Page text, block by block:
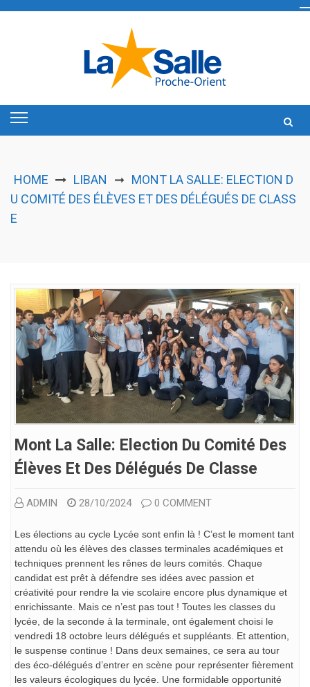
HOME LIBAN ➞ MONT LA SALLE: ELECTION D
U COMITÉ DES ÉLÈVES ET DES DÉLÉGUÉS DE CLASS
E
Mont La Salle: Election Du Comité Des
Élèves Et Des Délégués De Classe
ADMIN 28/10/2024 0 COMMENT
Les élections au cycle Lycée sont enfin là ! C’est le moment tant
attendu où les élèves des classes terminales académiques et
techniques prennent les rênes de leurs comités. Chaque
candidat est prêt à défendre ses idées avec passion et
créativité pour rendre la vie scolaire encore plus dynamique et
enrichissante. Mais ce n’est pas tout ! Toutes les classes du
lycée, de la seconde à la terminale, ont également choisi le
vendredi 18 octobre leurs délégués et suppléants. Et attention,
le suspense continue ! Dans deux semaines, ce sera au tour
des éco-délégués d’entrer en scène pour représenter fièrement
les valeurs écologiques du lycée. Une formidable opportunité